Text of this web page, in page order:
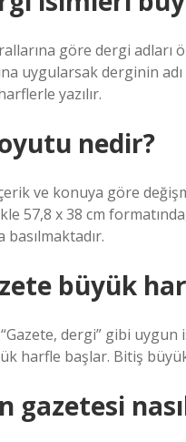
göre dergi adları
uygularsak derginin
yazılır.
nedir?
ve konuya göre
57,8 x 38 cm
basılmaktadır.
büyük
dergi” gibi
harfle başlar. Bitiş
gazetesi